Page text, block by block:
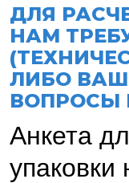
ДЛЯ
НАМ
ЛИБО
ВОПРОСЫ